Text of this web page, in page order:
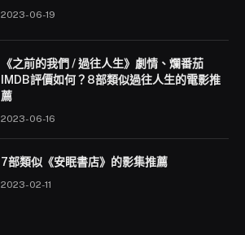
2023-06-19
《之前的我們 / 過往人生》劇情、爛番茄
IMDB評價如何？8部類似過往人生的電影推
薦
2023-06-16
7部類似《安眠書店》的影集推薦
2023-02-11